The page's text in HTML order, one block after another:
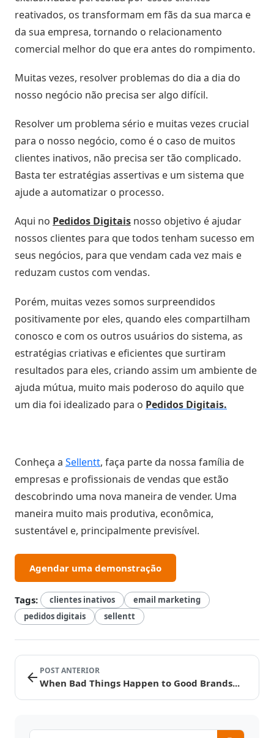
reativados, os transformam em fãs da sua marca e
da sua empresa, tornando o relacionamento
comercial melhor do que era antes do rompimento.
Muitas vezes, resolver problemas do dia a dia do
nosso negócio não precisa ser algo difícil.
Resolver um problema sério e muitas vezes crucial
para o nosso negócio, como é o caso de muitos
clientes inativos, não precisa ser tão complicado.
Basta ter estratégias assertivas e um sistema que
ajude a automatizar o processo.
Aqui no Pedidos Digitais nosso objetivo é ajudar
nossos clientes para que todos tenham sucesso em
seus negócios, para que vendam cada vez mais e
reduzam custos com vendas.
Porém, muitas vezes somos surpreendidos
positivamente por eles, quando eles compartilham
conosco e com os outros usuários do sistema, as
estratégias criativas e eficientes que surtiram
resultados para eles, criando assim um ambiente de
ajuda mútua, muito mais poderoso do aquilo que
um dia foi idealizado para o Pedidos Digitais.
Conheça a Sellentt, faça parte da nossa família de
empresas e profissionais de vendas que estão
descobrindo uma nova maneira de vender. Uma
maneira muito mais produtiva, econômica,
sustentável e, principalmente previsível.
Agendar uma demonstração
Tags: clientes inativos
email marketing
pedidos digitais
sellentt
arrow_back POST ANTERIOR
When Bad Things Happen to Good Brands...